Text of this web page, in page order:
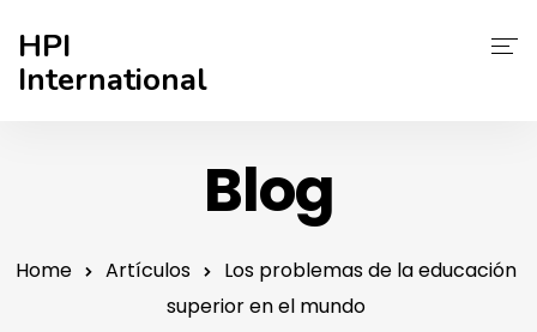
HPI
International
Mejore Su Admisión
Éxito Estudiantil
Blog
Home Artículos
Los problemas de la educación
superior en el mundo